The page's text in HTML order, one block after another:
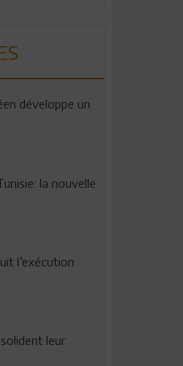
développe un
la nouvelle
l’exécution
leur